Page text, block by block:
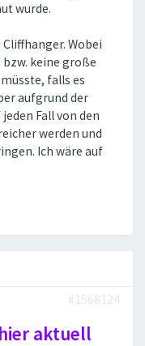
wurde.
Wobei
keine große
falls es
aufgrund der
Fall von den
werden und
Ich wäre auf
#1568124
aktuell